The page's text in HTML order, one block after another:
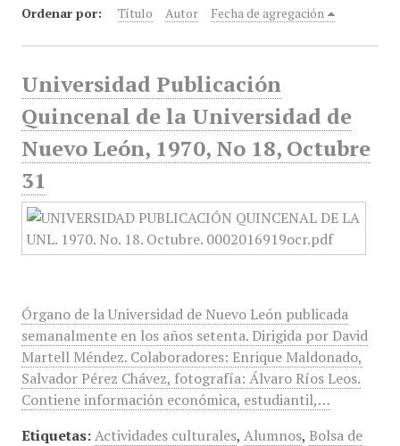
Ordenar por: Título Autor Fecha de agregación
Universidad Publicación
Quincenal de la Universidad de
Nuevo León, 1970, No 18, Octubre
31
Órgano de la Universidad de Nuevo León publicada
semanalmente en los años setenta. Dirigida por David
Martell Méndez. Colaboradores: Enrique Maldonado,
Salvador Pérez Chávez, fotografía: Álvaro Ríos Leos.
Contiene información económica, estudiantil,…
Etiquetas: Actividades culturales, Alumnos, Bolsa de